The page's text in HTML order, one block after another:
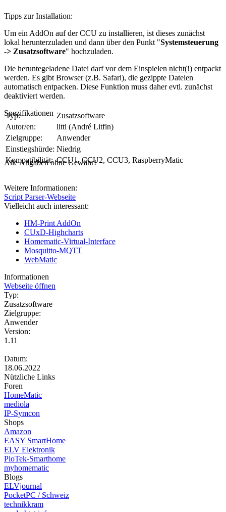
Tipps zur Installation:
Um ein AddOn auf der CCU zu installieren, ist dieses zunächst
lokal herunterzuladen und dann über den Punkt "Systemsteuerung
-> Zusatzsoftware" hochzuladen.
Die heruntegeladene Datei darf vor dem Einspielen nicht(!) entpackt
werden. Es gibt Browser (z.B. Safari), die gezippte Dateien
automatisch entpacken. Diese Funktion muss daher evtl. zunächst
deaktiviert werden.
Spezifikationen
Typ:
Zusatzsoftware
Autor/en:
litti (André Litfin)
Zielgruppe:
Anwender
Einstiegshürde: Niedrig
Kompatibilität: CCU1, CCU2, CCU3, RaspberryMatic
Alle Angaben ohne Gewähr!
Weitere Informationen:
Script Parser-Webseite
Vielleicht auch interessant:
HM-Print AddOn
CUxD-Highcharts
Homematic-Virtual-Interface
Mosquitto-MQTT
WebMatic
Informationen
Webseite öffnen
Typ:
Zusatzsoftware
Zielgruppe:
Anwender
Version:
1.11
Datum:
18.06.2022
Nützliche Links
Foren
HomeMatic
mediola
IP-Symcon
Shops
Amazon
EASY SmartHome
ELV Elektronik
PioTek-Smarthome
myhomematic
Blogs
ELVjournal
PocketPC / Schweiz
technikkram